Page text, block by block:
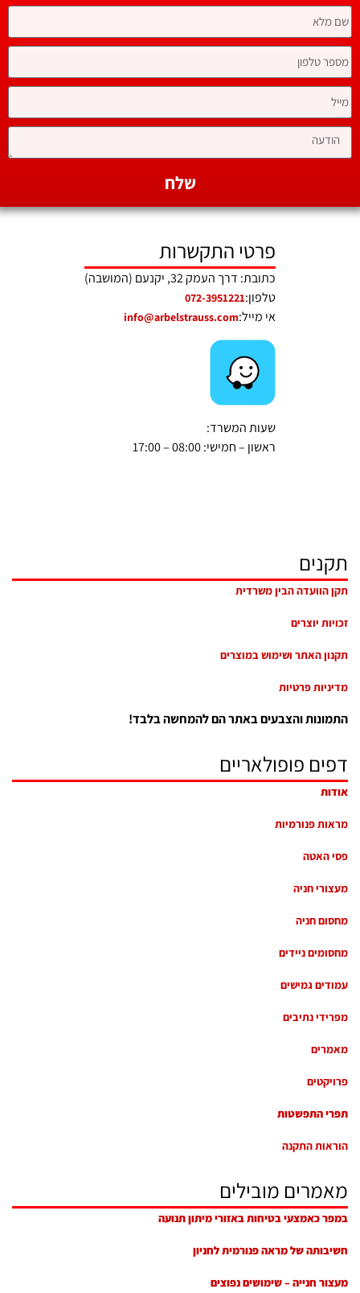
שלח
פרטי התקשרות
כתובת: דרך העמק 32, יקנעם (המושבה)
טלפון:072-3951221
אי מייל:info@arbelstrauss.com
שעות המשרד:
ראשון – חמישי: 08:00 – 17:00
תקנים
תקן הוועדה הבין משרדית
זכויות יוצרים
תקנון האתר ושימוש במוצרים
מדיניות פרטיות
התמונות והצבעים באתר הם להמחשה בלבד!
דפים פופולאריים
אודות
מראות פנורמיות
פסי האטה
מעצורי חניה
מחסום חניה
מחסומים ניידים
עמודים גמישים
מפרידי נתיבים
מאמרים
פרויקטים
תפרי התפשטות
הוראות התקנה
מאמרים מובילים
במפר כאמצעי בטיחות באזורי מיתון תנועה
חשיבותה של מראה פנורמית לחניון
מעצור חנייה – שימושים נפוצים